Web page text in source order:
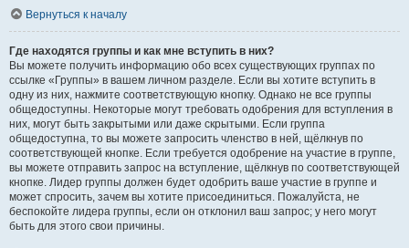
Вернуться к началу
Где находятся группы и как мне вступить в них?
Вы можете получить информацию обо всех существующих группах по
ссылке «Группы» в вашем личном разделе. Если вы хотите вступить в
одну из них, нажмите соответствующую кнопку. Однако не все группы
общедоступны. Некоторые могут требовать одобрения для вступления в
них, могут быть закрытыми или даже скрытыми. Если группа
общедоступна, то вы можете запросить членство в ней, щёлкнув по
соответствующей кнопке. Если требуется одобрение на участие в группе,
вы можете отправить запрос на вступление, щёлкнув по соответствующей
кнопке. Лидер группы должен будет одобрить ваше участие в группе и
может спросить, зачем вы хотите присоединиться. Пожалуйста, не
беспокойте лидера группы, если он отклонил ваш запрос; у него могут
быть для этого свои причины.